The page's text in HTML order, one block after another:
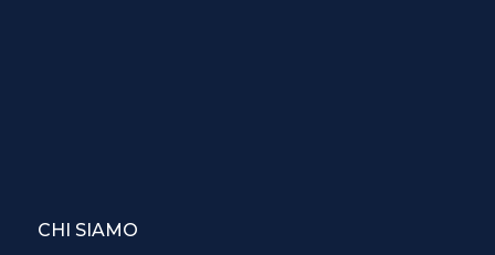
CHI SIAMO